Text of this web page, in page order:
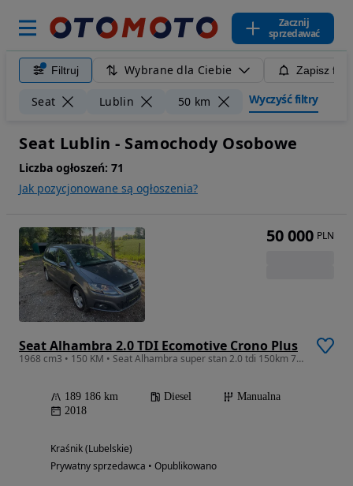
Zacznij
sprzedawać
Filtruj Wybrane dla Ciebie Zapisz
Seat Lublin 50 km Wyczyść filtry
Seat Lublin - Samochody Osobowe
Liczba ogłoszeń: 71
Jak pozycjonowane są ogłoszenia?
Seat Alhambra 2.0 TDI Ecomotive Crono Plus
1968 cm3 • 150 KM • Seat Alhambra super stan 2.0 tdi 150km 7 osób
189 186 km Diesel
Manualna
2018
Kraśnik (Lubelskie)
Prywatny sprzedawca • Opublikowano
50 000 PLN